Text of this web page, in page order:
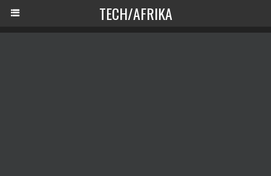
TECH/AFRIKA